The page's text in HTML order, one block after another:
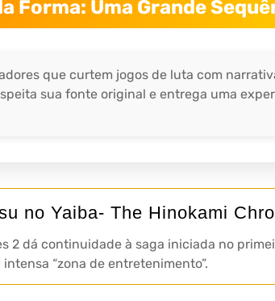
Forma: Uma Grande
que curtem jogos de luta com
sua fonte original e entrega uma
no Yaiba- The Hinokami
2 dá continuidade à saga iniciada no
“zona de entretenimento”.